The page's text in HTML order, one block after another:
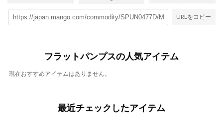
URLをコピー
フラットパンプスの人気アイテム
現在おすすめアイテムはありません。
最近チェックしたアイテム